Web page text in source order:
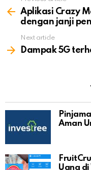
moreAplikasi Crazy
dengan janji
Next article
Dampak 5G
Aman
Uang